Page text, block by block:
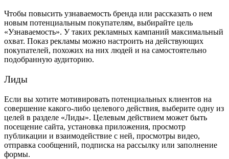
Чтобы повысить узнаваемость бренда или рассказать о нем
новым потенциальным покупателям, выбирайте цель
«Узнаваемость». У таких рекламных кампаний максимальный
охват. Показ рекламы можно настроить на действующих
покупателей, похожих на них людей и на самостоятельно
подобранную аудиторию.
Лиды
Если вы хотите мотивировать потенциальных клиентов на
совершение какого-либо целевого действия, выберите одну из
целей в разделе «Лиды». Целевым действием может быть
посещение сайта, установка приложения, просмотр
публикации и взаимодействие с ней, просмотры видео,
отправка сообщений, подписка на рассылку или заполнение
формы.